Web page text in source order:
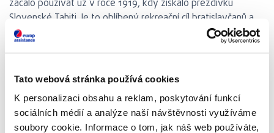
Tato webová stránka používá cookies
K personalizaci obsahu a reklam, poskytování funkcí
sociálních médií a analýze naší návštěvnosti využíváme
soubory cookie. Informace o tom, jak náš web používáte,
začalo používat už v roce 1919, kdy získalo přezdívku
Slovenské Tahiti. Je to oblíbený rekreační cíl bratislavčanů a
nejen jich. V okolí Slunečních jezer najdete parkoviště, která
se v tropických dnech rychle plní i množství příležitostí k
sportů nebo kempování. Tohle je prostě slovenský Mácháč.